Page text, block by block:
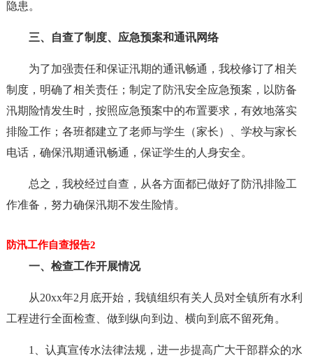
隐患。
三、自查了制度、应急预案和通讯网络
为了加强责任和保证汛期的通讯畅通，我校修订了相关
制度，明确了相关责任；制定了防汛安全应急预案，以防备
汛期险情发生时，按照应急预案中的布置要求，有效地落实
排险工作；各班都建立了老师与学生（家长）、学校与家长
电话，确保汛期通讯畅通，保证学生的人身安全。
总之，我校经过自查，从各方面都已做好了防汛排险工
作准备，努力确保汛期不发生险情。
防汛工作自查报告2
一、检查工作开展情况
从20xx年2月底开始，我镇组织有关人员对全镇所有水利
工程进行全面检查、做到纵向到边、横向到底不留死角。
1、认真宣传水法律法规，进一步提高广大干部群众的水